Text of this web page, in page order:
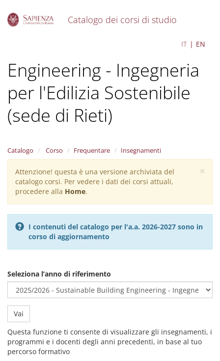
Catalogo dei corsi di studio
IT EN
Engineering - Ingegneria
per l'Edilizia Sostenibile
(sede di Rieti)
Catalogo Corso Frequentare Insegnamenti
×
Warning
message
Attenzione! questa è una versione archiviata del
catalogo corsi. Per vedere i dati dei corsi attuali,
procedere alla Home.
I contenuti del catalogo per l'a.a. 2026-2027 sono in
corso di aggiornamento
Seleziona l’anno di riferimento
Vai
Questa funzione ti consente di visualizzare gli insegnamenti, i
programmi e i docenti degli anni precedenti, in base al tuo
percorso formativo